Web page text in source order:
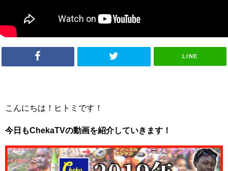
LINE
こんにちは！ヒトミです！
今日もChekaTVの動画を紹介していきます！